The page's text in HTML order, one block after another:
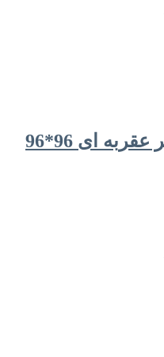
آمپر متر 0 تا 500 آمپر عقربه ای 96*96